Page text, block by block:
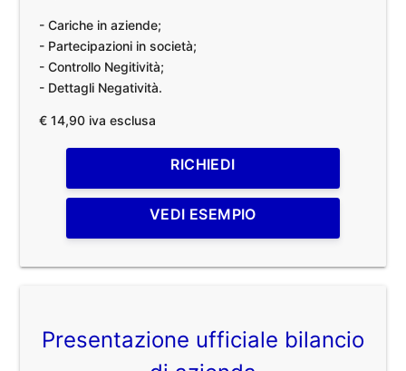
- Cariche in aziende;
- Partecipazioni in società;
- Controllo Negitività;
- Dettagli Negatività.
€ 14,90 iva esclusa
RICHIEDI
VEDI ESEMPIO
Presentazione ufficiale bilancio